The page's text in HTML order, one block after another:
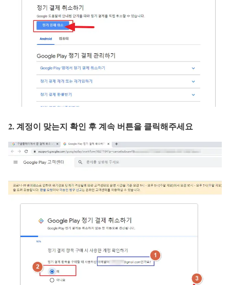
2. 계정이 맞는지 확인 후 계속 버튼을 클릭해주세요